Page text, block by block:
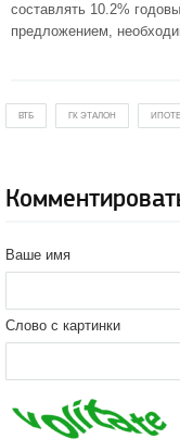
составлять 10.2%
предложением,
ВТБ ГК ЭТАЛОН
Ваше имя
Слово с картинки